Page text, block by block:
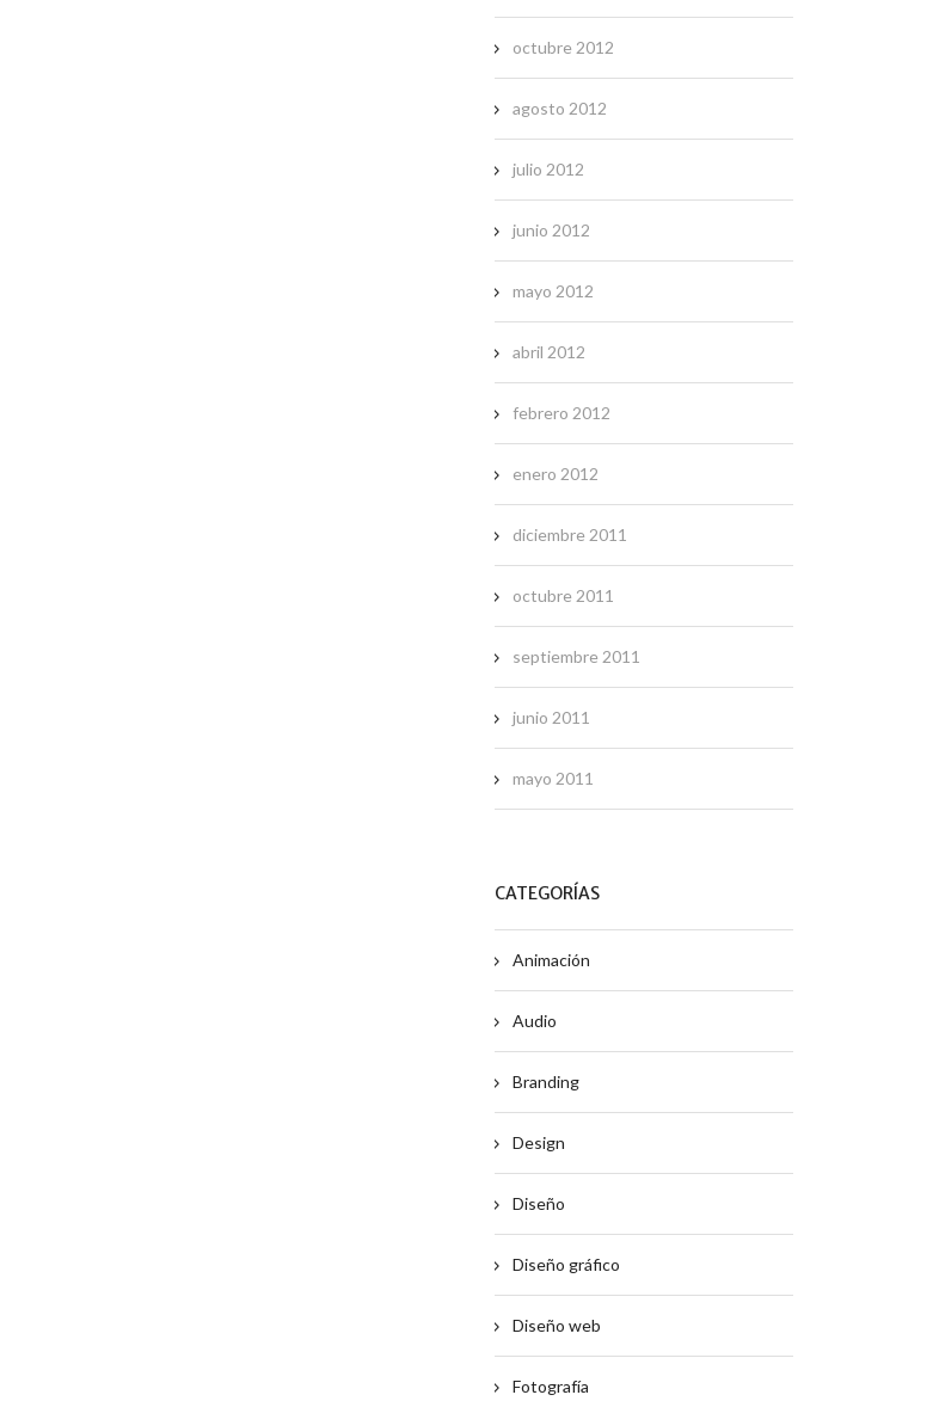
octubre 2012
agosto 2012
julio 2012
junio 2012
mayo 2012
abril 2012
febrero 2012
enero 2012
diciembre 2011
octubre 2011
septiembre 2011
junio 2011
mayo 2011
CATEGORÍAS
Animación
Audio
Branding
Design
Diseño
Diseño gráfico
Diseño web
Fotografía